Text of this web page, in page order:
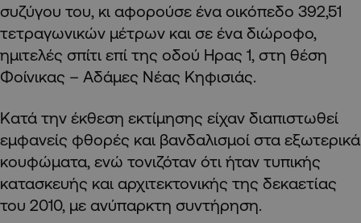
συζύγου του, κι αφορούσε ένα οικόπεδο 392,51
τετραγωνικών μέτρων και σε ένα διώροφο,
ημιτελές σπίτι επί της οδού Ηρας 1, στη θέση
Φοίνικας – Αδάμες Νέας Κηφισιάς.
Κατά την έκθεση εκτίμησης είχαν διαπιστωθεί
εμφανείς φθορές και βανδαλισμοί στα εξωτερικά
κουφώματα, ενώ τονιζόταν ότι ήταν τυπικής
κατασκευής και αρχιτεκτονικής της δεκαετίας
του 2010, με ανύπαρκτη συντήρηση.